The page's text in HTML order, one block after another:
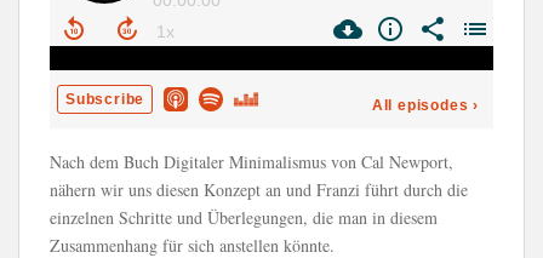
Nach dem Buch Digitaler Minimalismus von Cal Newport,
nähern wir uns diesen Konzept an und Franzi führt durch die
einzelnen Schritte und Überlegungen, die man in diesem
Zusammenhang für sich anstellen könnte.